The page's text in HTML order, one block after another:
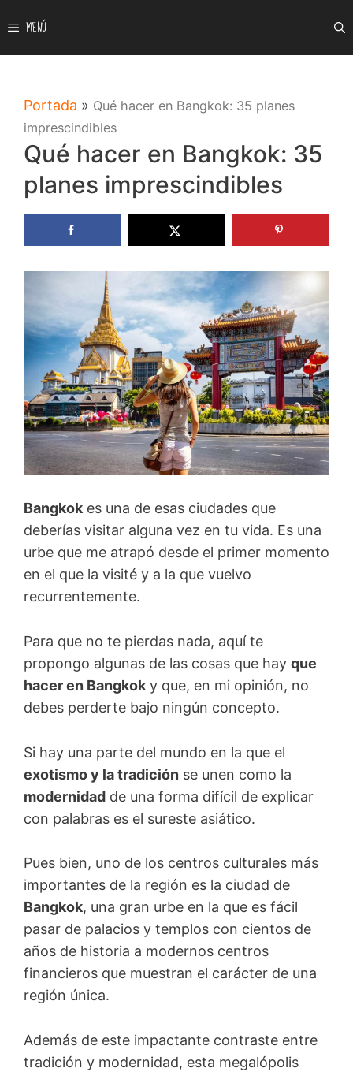
al
contenido
MENÚ
Portada » Qué hacer en Bangkok: 35 planes
imprescindibles
Qué hacer en Bangkok: 35
planes imprescindibles
Bangkok es una de esas ciudades que
deberías visitar alguna vez en tu vida. Es una
urbe que me atrapó desde el primer momento
en el que la visité y a la que vuelvo
recurrentemente.
Para que no te pierdas nada, aquí te
propongo algunas de las cosas que hay que
hacer en Bangkok y que, en mi opinión, no
debes perderte bajo ningún concepto.
Si hay una parte del mundo en la que el
exotismo y la tradición se unen como la
modernidad de una forma difícil de explicar
con palabras es el sureste asiático.
Pues bien, uno de los centros culturales más
importantes de la región es la ciudad de
Bangkok, una gran urbe en la que es fácil
pasar de palacios y templos con cientos de
años de historia a modernos centros
financieros que muestran el carácter de una
región única.
Además de este impactante contraste entre
tradición y modernidad, esta megalópolis